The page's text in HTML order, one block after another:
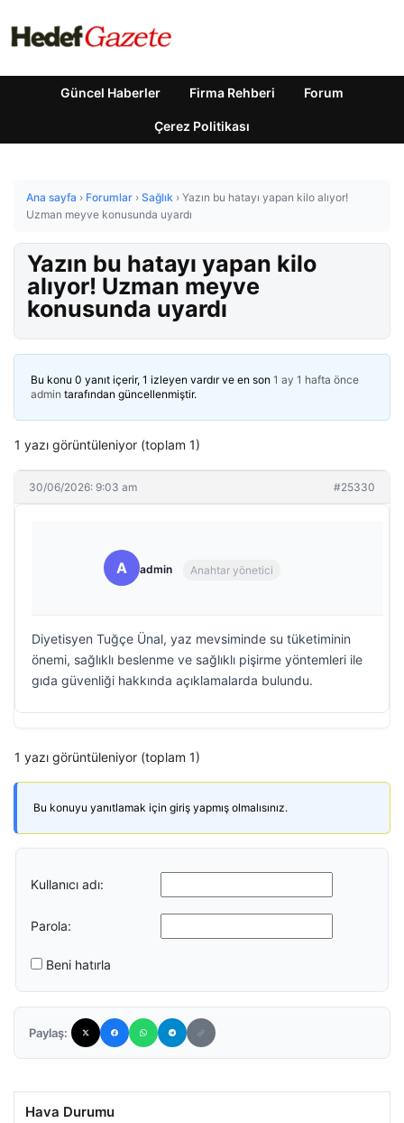
Güncel Haberler Firma Rehberi Forum
Çerez Politikası
Ana sayfa › Forumlar › Sağlık › Yazın bu hatayı yapan kilo alıyor!
Uzman meyve konusunda uyardı
Yazın bu hatayı yapan kilo
alıyor! Uzman meyve
konusunda uyardı
Bu konu 0 yanıt içerir, 1 izleyen vardır ve en son 1 ay 1 hafta önce
admin tarafından güncellenmiştir.
1 yazı görüntüleniyor (toplam 1)
30/06/2026: 9:03 am #25330
A admin Anahtar yönetici
Diyetisyen Tuğçe Ünal, yaz mevsiminde su tüketiminin
önemi, sağlıklı beslenme ve sağlıklı pişirme yöntemleri ile
gıda güvenliği hakkında açıklamalarda bulundu.
1 yazı görüntüleniyor (toplam 1)
Bu konuyu yanıtlamak için giriş yapmış olmalısınız.
Kullanıcı adı:
Parola:
Beni hatırla
Paylaş:
Hava Durumu